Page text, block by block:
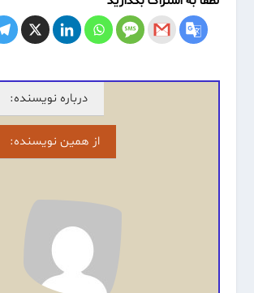
درباره نویسنده:
از همین نویسنده: